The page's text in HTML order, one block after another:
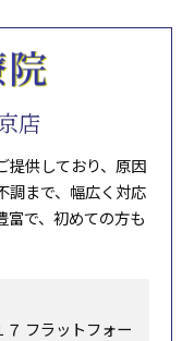
店
提供しており、原因
調まで、幅広く対応
富で、初めての方も
フラットフォー